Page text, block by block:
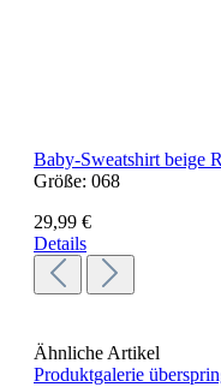
Baby-Sweatshirt beige
Größe: 068
29,99 €
Details
Ähnliche Artikel
Produktgalerie